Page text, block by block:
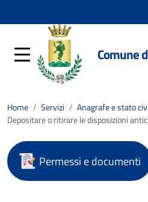
Comune
Home / Servizi / Anagrafe e stato
Depositare o ritirare le disposizioni
Permessi e documenti